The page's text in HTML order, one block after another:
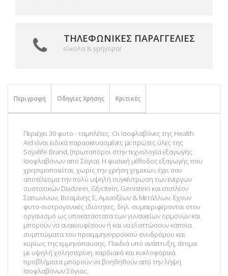
ΤΗΛΕΦΩΝΙΚΈΣ ΠΑΡΑΓΓΕΛΊΕΣ
εύκολα & γρήγορα!
Περιγραφή Οδηγίες Χρήσης Κριτικές
Περιέχει 30 φυτο - ταμπλέτες. Οι Ισοφλαβόνες της Health
Aid είναι ειδικά παρασκευασμένες με πρώτες ύλες της
Soyalife Brand, (πρωτοπόροι στην τεχνολογία εξαγωγής
Ισοφλαβόνων από Σόγια). Η φυσική μέθοδος εξαγωγής που
χρησιμοποιείται, χωρίς την χρήση χημικών, έχει σαν
αποτέλεσμα την πολύ υψηλή συγκέντρωση των ενεργών
συστατικών Diadzein, Glycitein, Genistein και επιπλέον
Σαπωνίνων, Βιταμίνης Ε, Αμινοξέων & Μετάλλων. Εχουν
φυτο-οιστρογονικές ιδιότητες, δηλ. συμπεριφέρονται στον
οργανισμό ως υποκατάστατα των γυναικείων ορμονών και
μπορούν να ανακουφίσουν ή και να ελαττώσουν κάποια
συμπτώματα του προεμμηνορροϊκού συνδρόμου και
κυρίως της εμμηνόπαυσης. Παιδιά υπό ανάπτυξη, άτομα
με υψηλή χοληστερίνη, καρδιακά και κυκλοφορικά
προβλήματα μπορούν να βοηθηθούν από την λήψη
Ισοφλαβόνων Σόγιας.